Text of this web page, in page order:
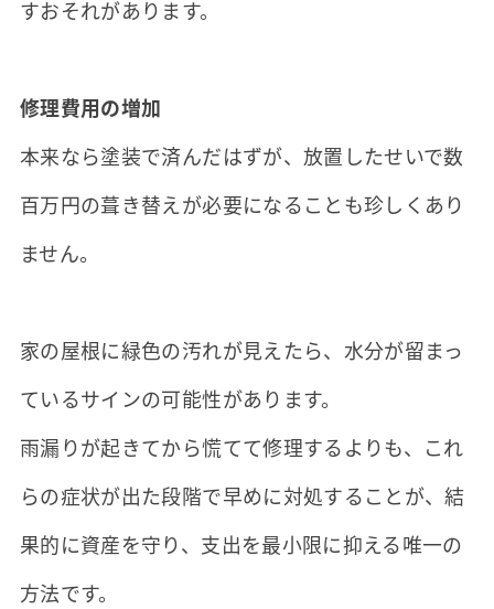
すおそれがあります。
修理費用の増加
本来なら塗装で済んだはずが、放置したせいで数
百万円の葺き替えが必要になることも珍しくあり
ません。
家の屋根に緑色の汚れが見えたら、水分が留まっ
ているサインの可能性があります。
雨漏りが起きてから慌てて修理するよりも、これ
らの症状が出た段階で早めに対処することが、結
果的に資産を守り、支出を最小限に抑える唯一の
方法です。